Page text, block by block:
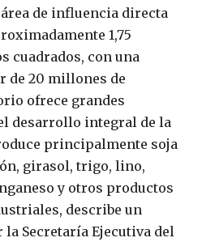
de influencia directa
1,75
cuadrados, con una
de 20 millones de
ofrece grandes
desarrollo integral de la
principalmente soja
girasol, trigo, lino,
y otros productos
describe un
Secretaría Ejecutiva del